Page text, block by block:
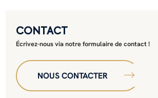
CONTACT
Écrivez-nous via notre formulaire de contact !
NOUS CONTACTER